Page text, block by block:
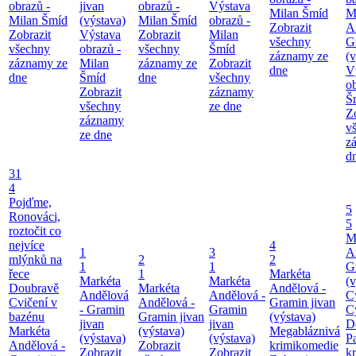
obrazů -
Milan Šmíd
Zobrazit
všechny
záznamy ze
dne
jivan
(výstava)
Výstava
obrazů -
Milan
Šmíd
Zobrazit
všechny
záznamy
ze dne
obrazů -
Milan Šmíd
Zobrazit
všechny
záznamy ze
dne
Výstava
obrazů -
Milan
Šmíd
Zobrazit
všechny
záznamy
ze dne
Milan Šmíd
Zobrazit
všechny
záznamy ze
dne
31
4
Pojďme,
Ronováci,
roztočit co
nejvíce
mlýnků na
řece
Doubravě
Cvičení v
bazénu
Markéta
Andělová -
1
1
Markéta
Andělová
- Gramin
jivan
(výstava)
Zobrazit
2
1
Markéta
Andělová -
Gramin jivan
(výstava)
Zobrazit
3
1
Markéta
Andělová -
Gramin
jivan
(výstava)
Zobrazit
4
2
Markéta
Andělová -
Gramin jivan
(výstava)
Megabláznivá
krimikomedie
5
5